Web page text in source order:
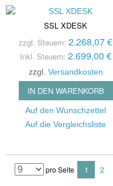
SSL XDESK
zzgl. Steuern: 2.268,07 €
Inkl. Steuern: 2.699,00 €
zzgl. Versandkosten
IN DEN WARENKORB
Auf den Wunschzettel
Auf die Vergleichsliste
pro Seite 1 2